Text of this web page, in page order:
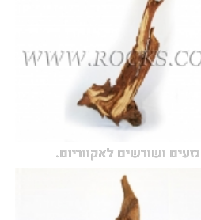
גזעים ושורשים לאקווריום.